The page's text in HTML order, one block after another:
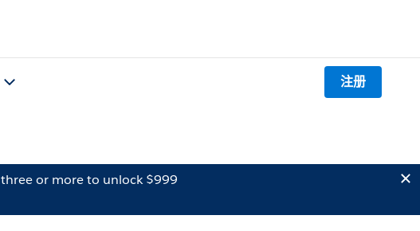
注册
three or more to unlock $999